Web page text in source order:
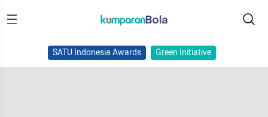
SATU Indonesia Awards Green Initiative